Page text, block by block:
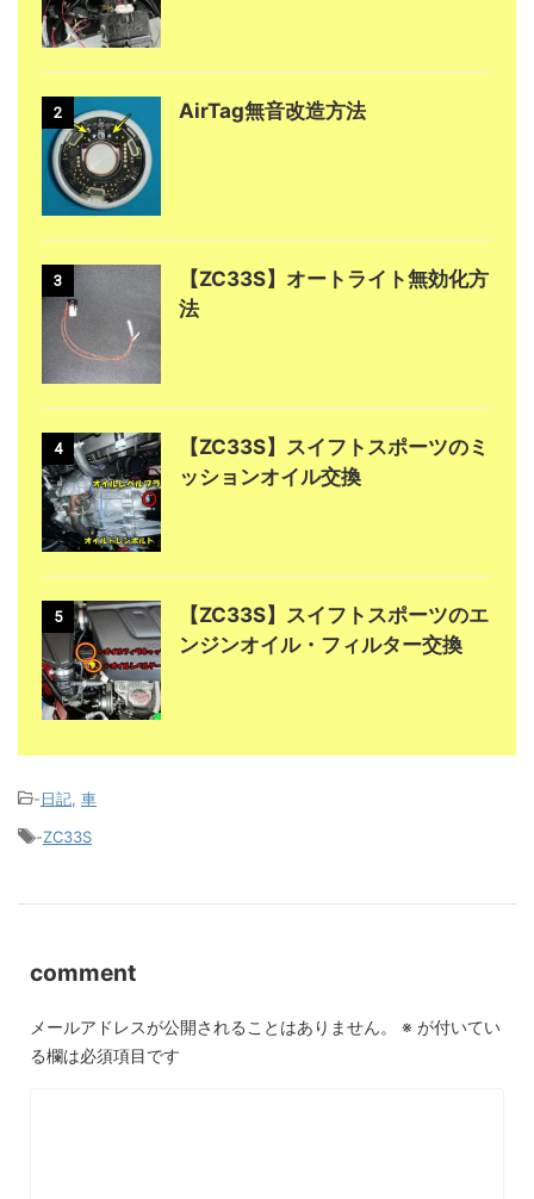
2 AirTag無音改造方法
3
【ZC33S】オートライト無効化方
法
4
【ZC33S】スイフトスポーツのミ
ッションオイル交換
5
【ZC33S】スイフトスポーツのエ
ンジンオイル・フィルター交換
-日記 車
-ZC33S
comment
メールアドレスが公開されることはありません。 ※ が付いてい
る欄は必須項目です